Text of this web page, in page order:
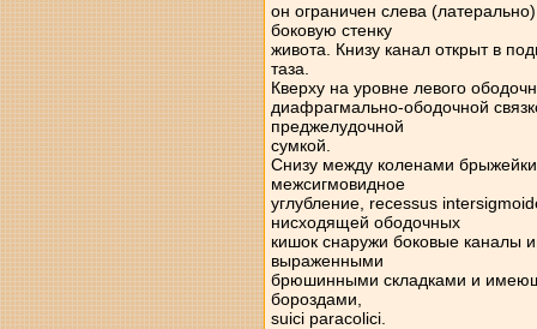
он ограничен слева
боковую стенку
живота. Книзу канал открыт в
таза.
Кверху на уровне левого
диафрагмально-ободочной
преджелудочной
сумкой.
Снизу между коленами
межсигмовидное
углубление, recessus
нисходящей ободочных
кишок снаружи боковые каналы
выраженными
брюшинными складками и
бороздами,
suici paracolici.